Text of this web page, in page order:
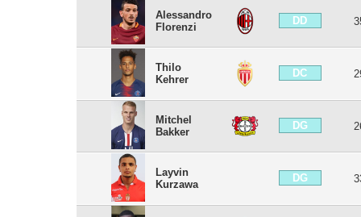
Alessandro
Florenzi
DD
Thilo
Kehrer
DC
Mitchel
Bakker
DG
Layvin
Kurzawa
DG